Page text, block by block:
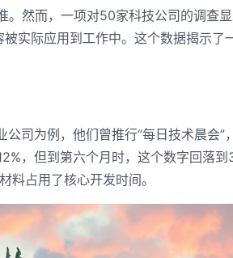
然而，一项对50家科技公司的调查
实际应用到工作中。这个数据揭示了
司为例，他们曾推行“每日技术晨会”
，但到第六个月时，这个数字回落到
料占用了核心开发时间。